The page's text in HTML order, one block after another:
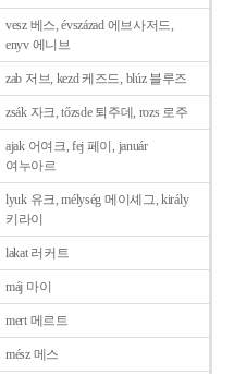
vesz 베스, évszázad 에브사저드,
enyv 에니브
zab 저브, kezd 케즈드, blúz 블루즈
zsák 자크, tőzsde 퇴주데, rozs 로주
ajak 어여크, fej 페이, január
여누아르
lyuk 유크, mélység 메이셰그, király
키라이
lakat 러커트
máj 마이
mert 메르트
mész 메스